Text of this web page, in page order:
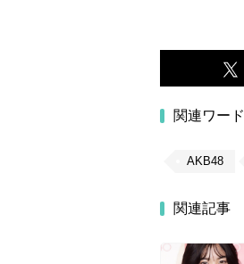
関連ワード
AKB48
関連記事